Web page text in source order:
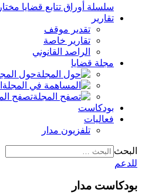
سلسلة أوراق تتابع قضايا
تقارير
تقدير موقف
تقارير خاصة
الراصد القانوني
مجلة قضايا
حول
تصفح
بودكاست
فعاليات
تلفزيون مدار
البحث
للدعم
بودكاست مدار